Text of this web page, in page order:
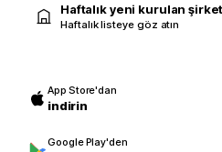
Haftalık yeni kurulan
Haftalık listeye göz atın
App Store'dan
indirin
Google Play'den